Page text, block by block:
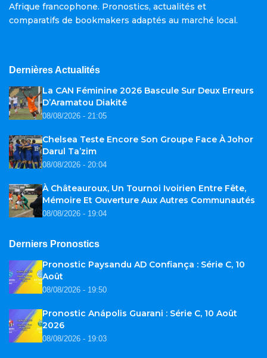
Afrique francophone. Pronostics, actualités et
comparatifs de bookmakers adaptés au marché local.
Dernières Actualités
La CAN Féminine 2026 Bascule Sur Deux Erreurs
D’Aramatou Diakité
08/08/2026 - 21:05
Chelsea Teste Encore Son Groupe Face À Johor
Darul Ta’zim
08/08/2026 - 20:04
À Châteauroux, Un Tournoi Ivoirien Entre Fête,
Mémoire Et Ouverture Aux Autres Communautés
08/08/2026 - 19:04
Derniers Pronostics
Pronostic Paysandu AD Confiança : Série C, 10
Août
08/08/2026 - 19:50
Pronostic Anápolis Guarani : Série C, 10 Août
2026
08/08/2026 - 19:03